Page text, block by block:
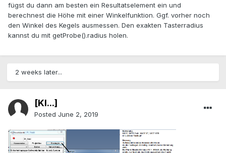
fügst du dann am besten ein Resultatselement ein und
berechnest die Höhe mit einer Winkelfunktion. Ggf. vorher noch
den Winkel des Kegels ausmessen. Den exakten Tasterradius
kannst du mit getProbe().radius holen.
2 weeks later...
[Kl...]
Posted June 2, 2019